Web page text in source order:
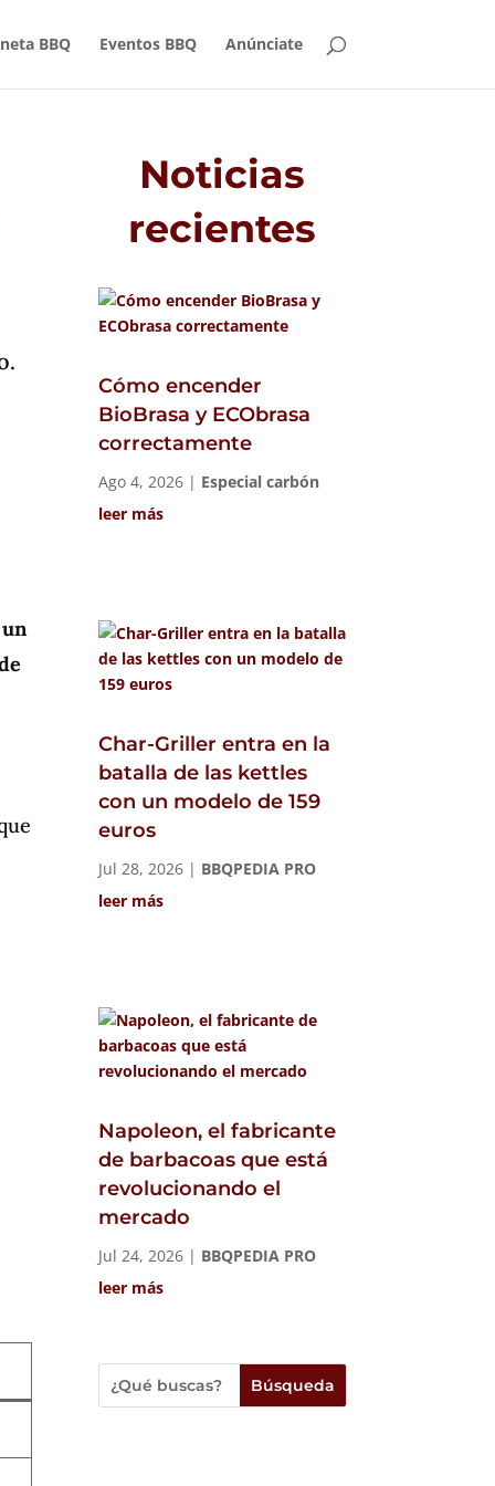
BBQ Eventos BBQ Anúnciate
Noticias
recientes
Cómo encender
BioBrasa y ECObrasa
correctamente
Ago 4, 2026 | Especial carbón
leer más
Char-Griller entra en la
batalla de las kettles
con un modelo de 159
euros
Jul 28, 2026 | BBQPEDIA PRO
leer más
Napoleon, el fabricante
de barbacoas que está
revolucionando el
mercado
Jul 24, 2026 | BBQPEDIA PRO
leer más